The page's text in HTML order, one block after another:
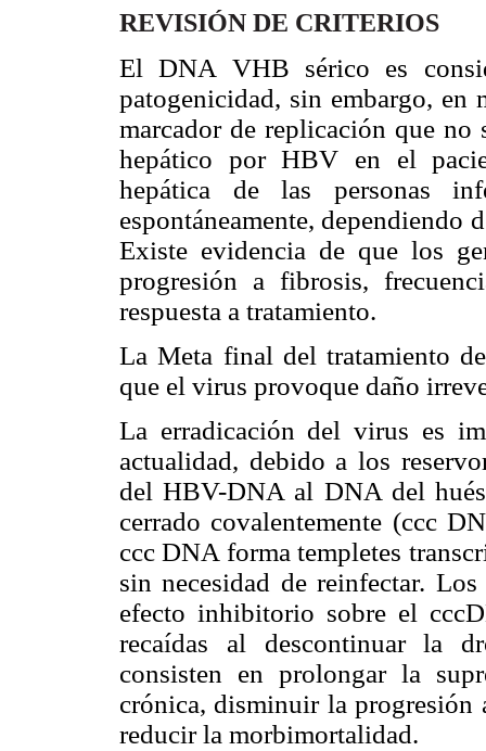
REVISIÓN DE CRITERIOS
El DNA VHB sérico es
patogenicidad, sin embargo, en
marcador de replicación que no
hepático por HBV en el
hepática de las personas
espontáneamente, dependiendo
Existe evidencia de que los
progresión a fibrosis,
respuesta a tratamiento.
La Meta final del tratamiento
que el virus provoque daño
La erradicación del virus es
actualidad, debido a los
del HBV-DNA al DNA del
cerrado covalentemente (ccc
ccc DNA forma templetes
sin necesidad de reinfectar.
efecto inhibitorio sobre el
recaídas al descontinuar la
consisten en prolongar la
crónica, disminuir la
reducir la morbimortalidad.